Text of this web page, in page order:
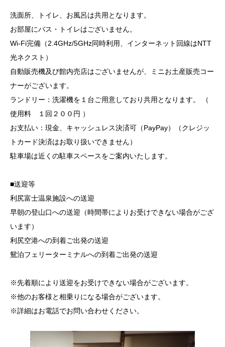
洗面所、トイレ、お風呂は共用となります。
お部屋にバス・トイレはございません。
Wi-Fi完備（2.4GHz/5GHz同時利用、インターネット回線はNTT
光ネクスト）
自動販売機及び館内売店はございませんが、ミニお土産販売コー
ナーがございます。
ランドリー：洗濯機を１台ご用意しており共用となります。 （
使用料 １回２００円 ）
お支払い：現金、キャッシュレス決済可（PayPay）（クレジッ
トカード決済はお取り扱いできません）
駐車場は近くの駐車スペースをご案内いたします。
■送迎等
利尻富士温泉施設への送迎
早朝の登山口への送迎（時間帯によりお受けできない場合がござ
います）
利尻空港への到着ご出発の送迎
鴛泊フェリーターミナルへの到着ご出発の送迎
※先着順により送迎をお受けできない場合がございます。
※他のお客様と相乗りになる場合がございます。
※詳細はお電話でお問い合わせください。